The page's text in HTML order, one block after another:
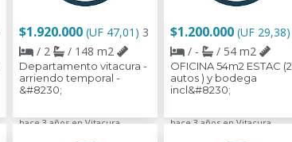
$1.920.000 (UF 47,01) 3
/ 2
/ 148 m2
Departamento vitacura -
arriendo temporal -
&#8230;
hace 3 años en Vitacura
$1.200.000 (UF 29,38)
/ -
/ 54 m2
OFICINA 54m2 ESTAC (2
autos ) y bodega
incl&#8230;
hace 3 años en Vitacura